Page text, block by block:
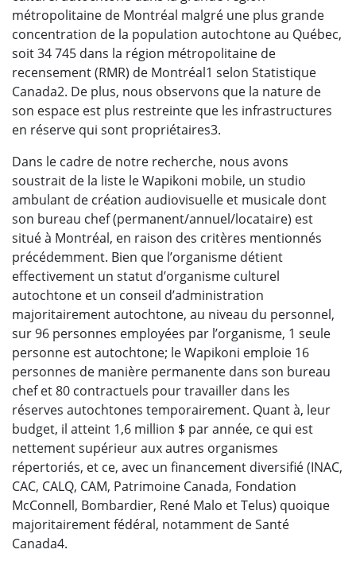
métropolitaine de Montréal malgré une plus grande
concentration de la population autochtone au Québec,
soit 34 745 dans la région métropolitaine de
recensement (RMR) de Montréal1 selon Statistique
Canada2. De plus, nous observons que la nature de
son espace est plus restreinte que les infrastructures
en réserve qui sont propriétaires3.
Dans le cadre de notre recherche, nous avons
soustrait de la liste le Wapikoni mobile, un studio
ambulant de création audiovisuelle et musicale dont
son bureau chef (permanent/annuel/locataire) est
situé à Montréal, en raison des critères mentionnés
précédemment. Bien que l’organisme détient
effectivement un statut d’organisme culturel
autochtone et un conseil d’administration
majoritairement autochtone, au niveau du personnel,
sur 96 personnes employées par l’organisme, 1 seule
personne est autochtone; le Wapikoni emploie 16
personnes de manière permanente dans son bureau
chef et 80 contractuels pour travailler dans les
réserves autochtones temporairement. Quant à, leur
budget, il atteint 1,6 million $ par année, ce qui est
nettement supérieur aux autres organismes
répertoriés, et ce, avec un financement diversifié (INAC,
CAC, CALQ, CAM, Patrimoine Canada, Fondation
McConnell, Bombardier, René Malo et Telus) quoique
majoritairement fédéral, notamment de Santé
Canada4.